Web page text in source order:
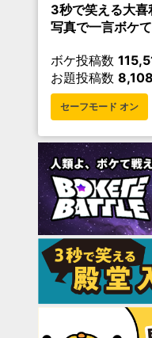
3秒で笑える大喜
写真で一言ボケ
ボケ投稿数
お題投稿数
セーフモード オン